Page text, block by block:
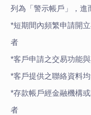
列為「警示帳戶」，進
*短期間內頻繁申請開
者
*客戶申請之交易功能
*客戶提供之聯絡資料
*存款帳戶經金融機構
者